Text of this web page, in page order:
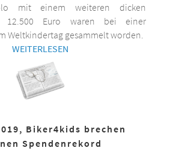
mit einem weiteren dicken
12.500 Euro waren bei einer
Weltkindertag gesammelt worden.
WEITERLESEN
Biker4kids brechen
Spendenrekord